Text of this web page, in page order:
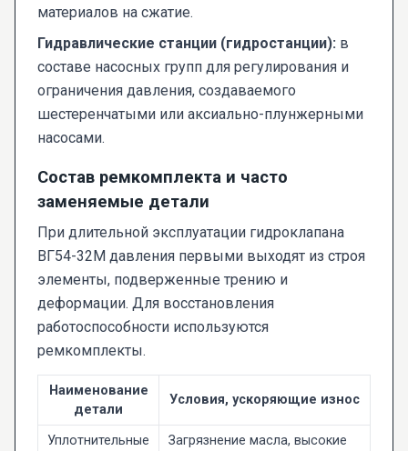
материалов на сжатие.
Гидравлические станции (гидростанции): в
составе насосных групп для регулирования и
ограничения давления, создаваемого
шестеренчатыми или аксиально-плунжерными
насосами.
Состав ремкомплекта и часто
заменяемые детали
При длительной эксплуатации гидроклапана
ВГ54-32М давления первыми выходят из строя
элементы, подверженные трению и
деформации. Для восстановления
работоспособности используются
ремкомплекты.
Наименование
детали
Условия, ускоряющие износ
Уплотнительные
Загрязнение масла, высокие